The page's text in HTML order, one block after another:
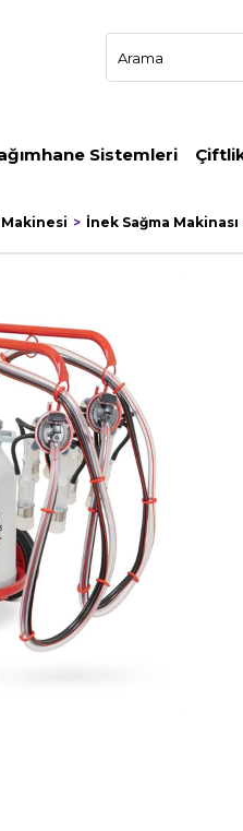
Sistemleri
Makinesi İnek Sağma Makinası